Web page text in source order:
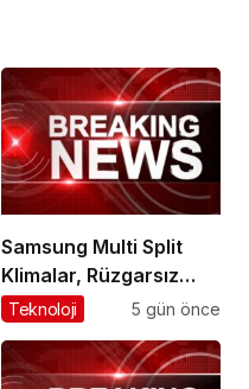
Samsung Multi Split
Klimalar, Rüzgarsız
Serinlik teknolojisiyle
serinletiyor
Teknoloji 5 gün önce